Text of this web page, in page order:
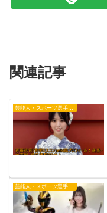
関連記事
芸能人・スポーツ選手・有名人